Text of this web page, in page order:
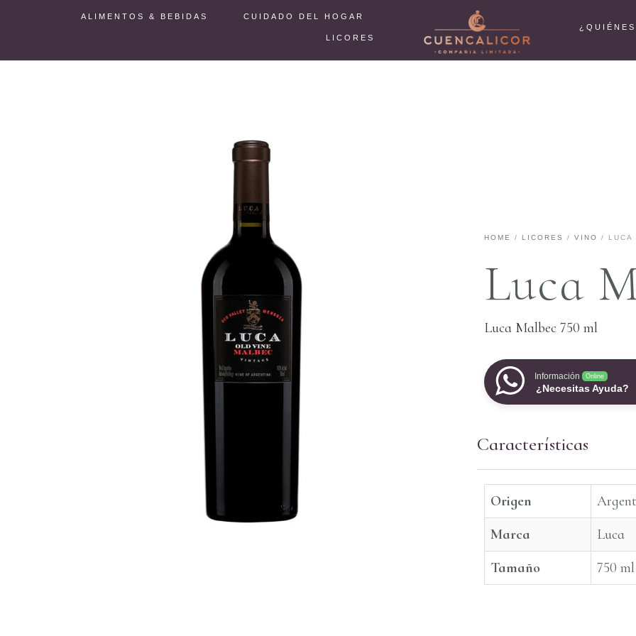
ALIMENTOS & BEBIDAS CUIDADO DEL HOGAR
LICORES
HOME / LICORES / VINO / LUCA
Luca
Luca Malbec 750 ml
Información Online
¿Necesitas Ayuda?
Características
Origen
Marca
Luca
Tamaño
750 ml